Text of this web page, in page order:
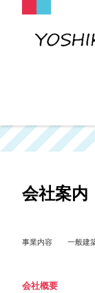
会社案内
事業内容 一般建築
会社概要